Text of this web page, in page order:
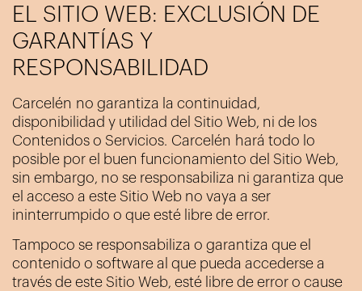
EL SITIO WEB: EXCLUSIÓN DE
GARANTÍAS Y
RESPONSABILIDAD
Carcelén no garantiza la continuidad,
disponibilidad y utilidad del Sitio Web, ni de los
Contenidos o Servicios. Carcelén hará todo lo
posible por el buen funcionamiento del Sitio Web,
sin embargo, no se responsabiliza ni garantiza que
el acceso a este Sitio Web no vaya a ser
ininterrumpido o que esté libre de error.
Tampoco se responsabiliza o garantiza que el
contenido o software al que pueda accederse a
través de este Sitio Web, esté libre de error o cause